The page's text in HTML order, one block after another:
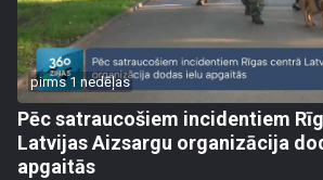
pirms 1 nedēļas
Pēc satraucošiem incidentiem
Latvijas Aizsargu organizācija
apgaitās